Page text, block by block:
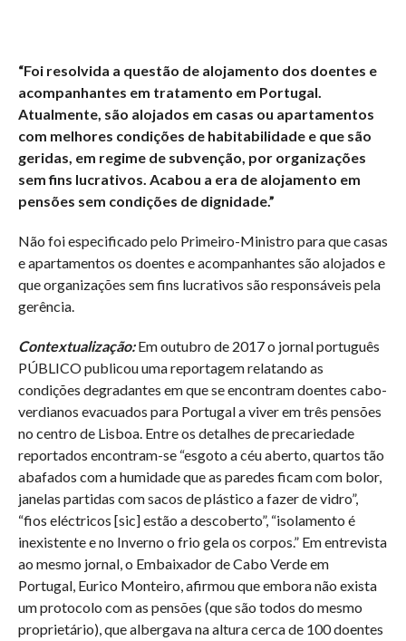
“Foi resolvida a questão de alojamento dos doentes e
acompanhantes em tratamento em Portugal.
Atualmente, são alojados em casas ou apartamentos
com melhores condições de habitabilidade e que são
geridas, em regime de subvenção, por organizações
sem fins lucrativos. Acabou a era de alojamento em
pensões sem condições de dignidade.”
Não foi especificado pelo Primeiro-Ministro para que casas
e apartamentos os doentes e acompanhantes são alojados e
que organizações sem fins lucrativos são responsáveis pela
gerência.
Contextualização:Em outubro de 2017 o jornal português
PÚBLICO publicou uma reportagem relatando as
condições degradantes em que se encontram doentes cabo-
verdianos evacuados para Portugal a viver em três pensões
no centro de Lisboa. Entre os detalhes de precariedade
reportados encontram-se “esgoto a céu aberto, quartos tão
abafados com a humidade que as paredes ficam com bolor,
janelas partidas com sacos de plástico a fazer de vidro”,
“fios eléctricos [sic] estão a descoberto”, “isolamento é
inexistente e no Inverno o frio gela os corpos.” Em entrevista
ao mesmo jornal, o Embaixador de Cabo Verde em
Portugal, Eurico Monteiro, afirmou que embora não exista
um protocolo com as pensões (que são todos do mesmo
proprietário), que albergava na altura cerca de 100 doentes